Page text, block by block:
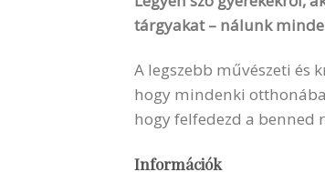
tárgyakat – nálunk
A legszebb művészeti és
hogy mindenki
hogy felfedezd a benned
Információk